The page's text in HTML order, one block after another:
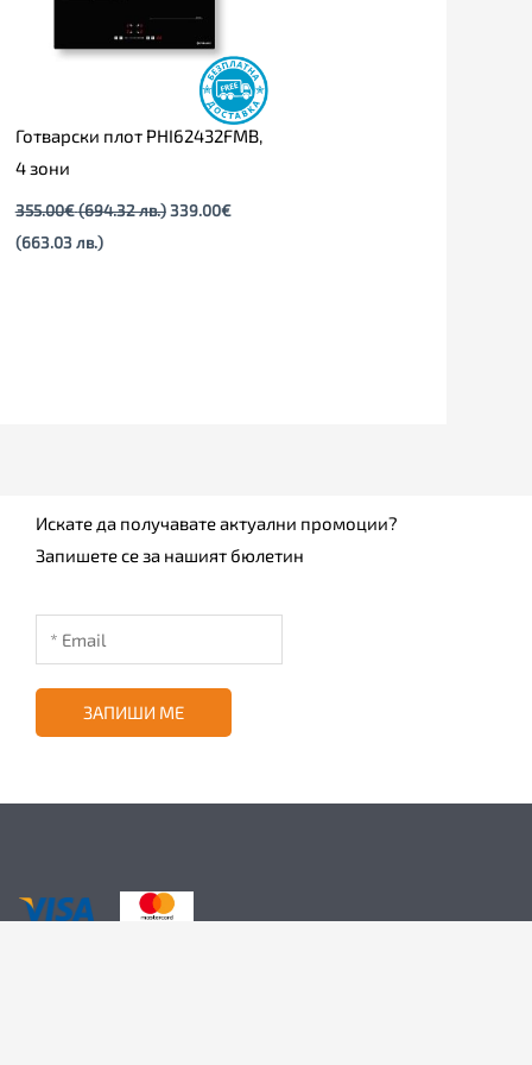
Готварски плот PHI62432FMB,
4 зони
355.00€(694.32 лв.) 339.00€
(663.03 лв.)
Искате да получавате актуални промоции?
Запишете се за нашият бюлетин
ЗАПИШИ МЕ